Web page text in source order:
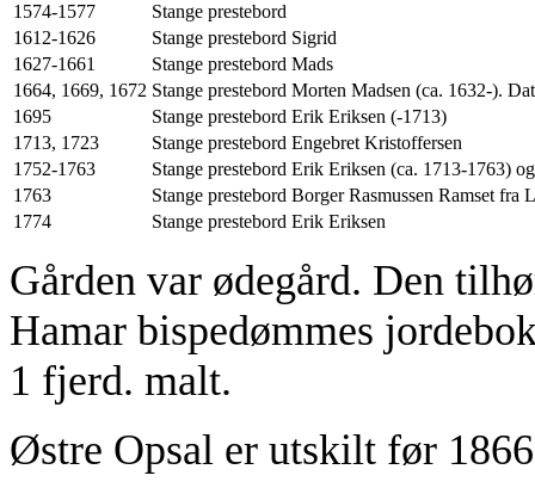
1574-1577
Stange prestebord
1612-1626
Stange prestebord Sigrid
1627-1661
Stange prestebord Mads
1664, 1669, 1672 Stange prestebord Morten Madsen (ca. 1632-).
1695
Stange prestebord Erik Eriksen (-1713)
1713, 1723
Stange prestebord Engebret Kristoffersen
1752-1763
Stange prestebord Erik Eriksen (ca. 1713-1763)
1763
Stange prestebord Borger Rasmussen Ramset fra
1774
Stange prestebord Erik Eriksen
Gården var ødegård. Den
Hamar bispedømmes
1 fjerd. malt.
Østre Opsal er utskilt før